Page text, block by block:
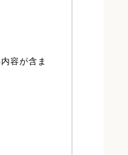
容が含ま